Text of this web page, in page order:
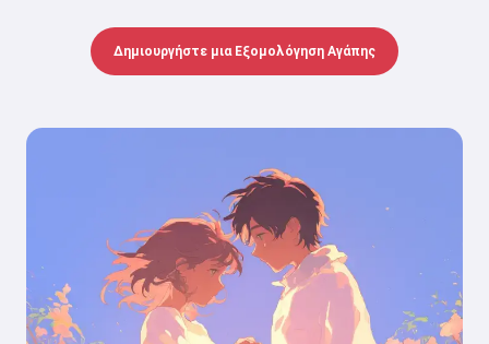
Δημιουργήστε μια Εξομολόγηση Αγάπης